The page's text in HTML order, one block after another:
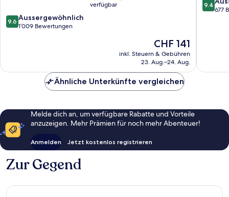
verfügbar
9.6
von
9.6 Aussergewöhnlich
1’009 Bewertungen
Der
Preis
beträgt
CHF 141
inkl. Steuern & Gebühren
23. Aug.–24. Aug.
Maria
von
9.4
677
Ähnliche Unterkünfte vergleichen
Melde dich an, um verfügbare Rabatte und Vorteile
anzuzeigen. Mehr Prämien für noch mehr Abenteuer!
Anmelden Jetzt kostenlos registrieren
Zur Gegend